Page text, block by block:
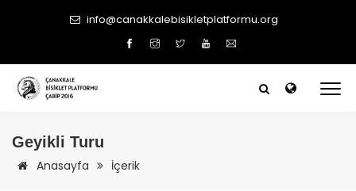
info@canakkalebisikletplatformu.org
Geyikli Turu
Anasayfa İçerik